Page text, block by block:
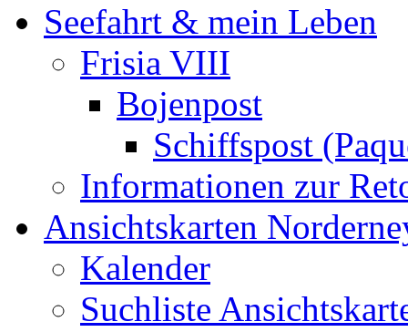
Seefahrt & mein Leben
Frisia VIII
Bojenpost
Schiffspost
Informationen zur
Ansichtskarten
Kalender
Suchliste